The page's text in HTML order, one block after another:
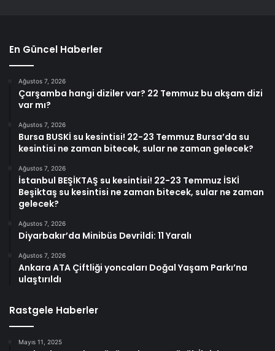
En Güncel Haberler
Ağustos 7, 2026
Çarşamba hangi diziler var? 22 Temmuz bu akşam dizi
var mı?
Ağustos 7, 2026
Bursa BUSKİ su kesintisi! 22-23 Temmuz Bursa’da su
kesintisi ne zaman bitecek, sular ne zaman gelecek?
Ağustos 7, 2026
İstanbul BEŞİKTAŞ su kesintisi! 22-23 Temmuz İSKİ
Beşiktaş su kesintisi ne zaman bitecek, sular ne zaman
gelecek?
Ağustos 7, 2026
Diyarbakır’da Minibüs Devrildi: 11 Yaralı
Ağustos 7, 2026
Ankara ATA Çiftliği yoncaları Doğal Yaşam Parkı’na
ulaştırıldı
Rastgele Haberler
Mayıs 11, 2025